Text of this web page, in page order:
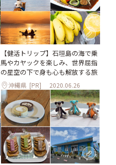
【健活トリップ】石垣島の海で乗
馬やカヤックを楽しみ、世界屈指
の星空の下で身も心も解放する旅
沖縄県 [PR] 2020.06.26